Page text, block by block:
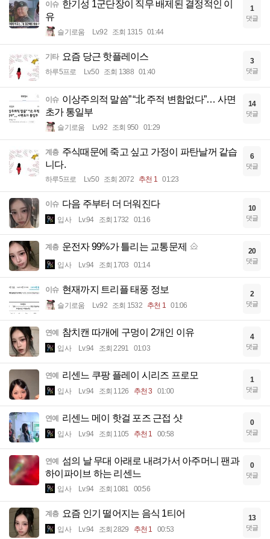
이슈 한기성 1군단장이 직무 배제된 결정적인 이
유
슬기로움 Lv.92 조회 1315 01:44
1
댓글
기타 요즘 당근 핫플레이스
하루5프로 Lv.50 조회 1388 01:40
3
댓글
이슈 이상주의적 말씀” “北 주적 변함없다”… 사면
초가 통일부
슬기로움 Lv.92 조회 950 01:29
14
댓글
계층 주식때문에 죽고 싶고 가정이 파탄날꺼 같습
니다.
하루5프로 Lv.50 조회 2072 추천 1 01:23
6
댓글
이슈 다음 주부터 더 더워진다
입사 Lv.94 조회 1732 01:16
10
댓글
계층 운전자 99%가 틀리는 교통문제
입사 Lv.94 조회 1703 01:14
20
댓글
이슈 현재까지 트리플 태풍 정보
슬기로움 Lv.92 조회 1532 추천 1 01:06
2
댓글
연예 참치캔 따개에 구멍이 2개인 이유
입사 Lv.94 조회 2291 01:03
4
댓글
연예 리센느 쿠팡 플레이 시리즈 프로모
입사 Lv.94 조회 1126 추천 3 01:00
1
댓글
연예 리센느 메이 핫걸 포즈 근접 샷
입사 Lv.94 조회 1105 추천 1 00:58
0
댓글
연예
섬의 날 무대 아래로 내려가서 아주머니 팬과
하이파이브 하는 리센느
입사 Lv.94 조회 1081 00:56
0
댓글
계층 요즘 인기 떨어지는 음식 1티어
입사 Lv.94 조회 2829 추천 1 00:53
13
댓글